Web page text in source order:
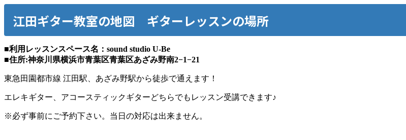
江田ギター教室の地図 ギターレッスンの場所
■利用レッスンスペース名：sound studio U-Be
■住所:神奈川県横浜市青葉区青葉区あざみ野南2−1−21
東急田園都市線 江田駅、あざみ野駅から徒歩で通えます！
エレキギター、アコースティックギターどちらでもレッスン受講できます♪
※必ず事前にご予約下さい。当日の対応は出来ません。